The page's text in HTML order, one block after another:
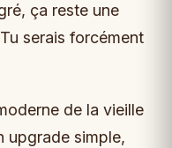
ça reste une
serais forcément
de la vieille
upgrade simple,